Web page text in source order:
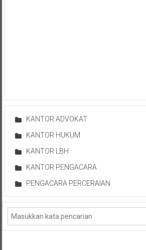
Perusahaan,
Kantor
Hukum
LBH,
Law
Office
KANTOR ADVOKAT
KANTOR HUKUM
KANTOR LBH
KANTOR PENGACARA
PENGACARA PERCERAIAN